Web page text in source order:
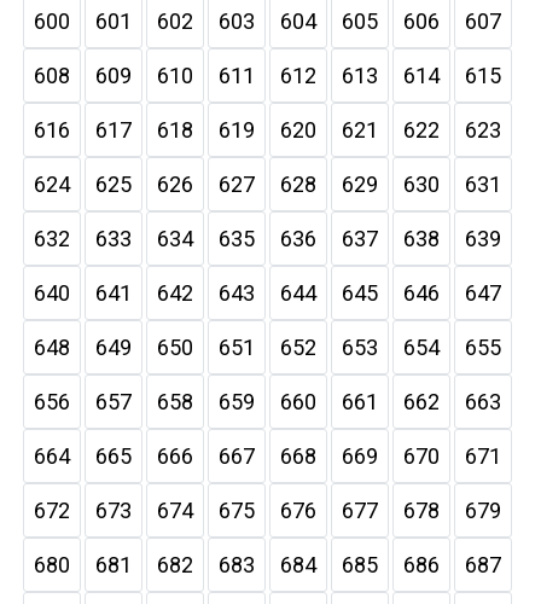
600 601 602 603 604 605 606 607
608 609 610 611 612 613 614 615
616 617 618 619 620 621 622 623
624 625 626 627 628 629 630 631
632 633 634 635 636 637 638 639
640 641 642 643 644 645 646 647
648 649 650 651 652 653 654 655
656 657 658 659 660 661 662 663
664 665 666 667 668 669 670 671
672 673 674 675 676 677 678 679
680 681 682 683 684 685 686 687